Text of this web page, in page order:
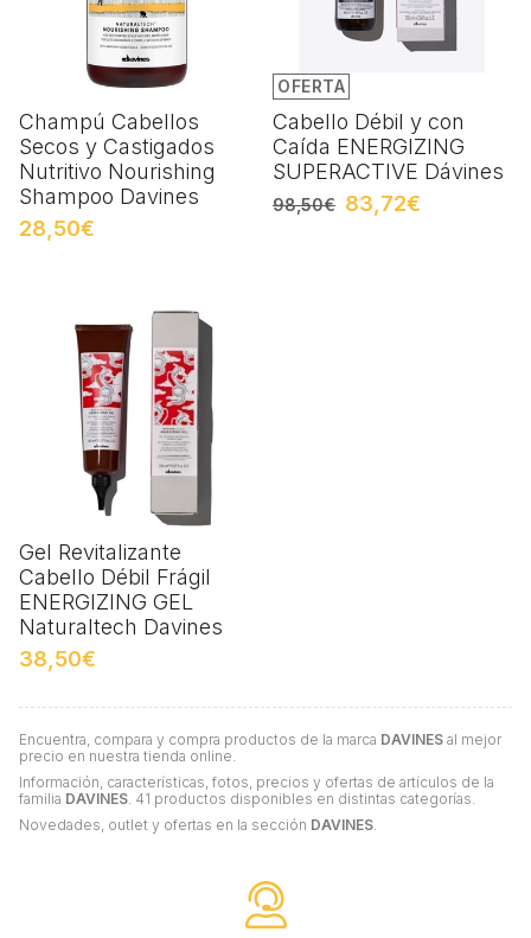
Encuentra, compara y compra productos de la marca DAVINES al mejor
precio en nuestra tienda online.
Información, características, fotos, precios y ofertas de artículos de la
familia DAVINES . 41 productos disponibles en distintas categorías.
Novedades, outlet y ofertas en la sección DAVINES
Champú Cabellos
Secos y Castigados
Nutritivo Nourishing
Shampoo Davines
28,50€
OFERTA
Cabello Débil y con
Caída ENERGIZING
SUPERACTIVE Dávines
98,50€ 83,72€
Gel Revitalizante
Cabello Débil Frágil
ENERGIZING GEL
Naturaltech Davines
38,50€